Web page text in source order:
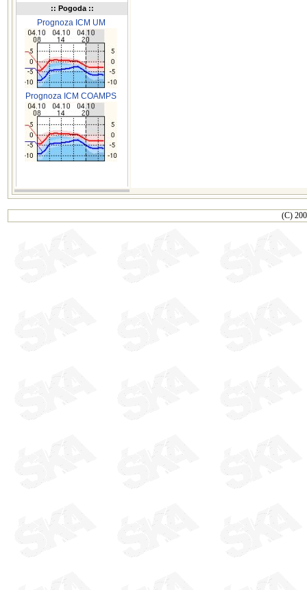
:: Pogoda ::
Prognoza ICM UM
Prognoza ICM COAMPS
(C)